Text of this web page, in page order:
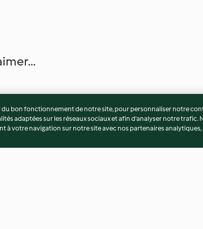
du bon fonctionnement de notre site, pour personnaliser notre
adaptées sur les réseaux sociaux et afin d’analyser notre trafic.
à votre navigation sur notre site avec nos partenaires analytiques,